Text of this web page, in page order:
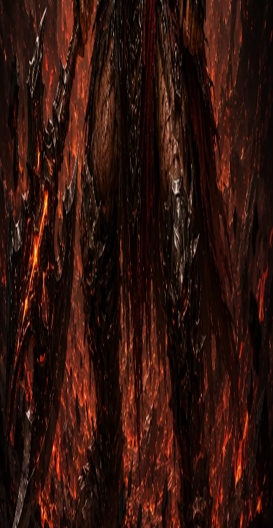
Древних Diablo 3 — это персонаж с огромной физической
Заин Бессмертный
м
Варвар
Гайд на Варвара: Наследие Рекор через
Копье Древних
1. Вступление Варвар Наследие Рекор через Копье
Древних Diablo 3 — это персонаж с огромной физической
силой и…
Дека Закалённый
2м
Варвар
Гайд на Варвара: Наследие Рекор через
Стойкость к боли
1. Вступление Варвар Наследие Рекор через Стойкость к
боли Diablo 3 — это персонаж с огромной физической
сило…
Сорка Хранитель
2
Варвар
Гайд на Варвара: Гнев Пустошей + Рваные
раны + Вихрь
1. Вступление В Diablo 3 класс варвара является одним из
самых популярных и эффективных для ближнего боя.